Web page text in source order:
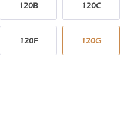
120B 120C
120F 120G